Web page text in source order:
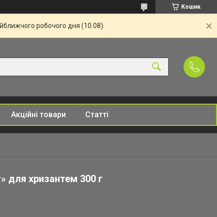
Кошик
робочого дня (10.08).
Акційні товари Статті
для хризантем 300 г